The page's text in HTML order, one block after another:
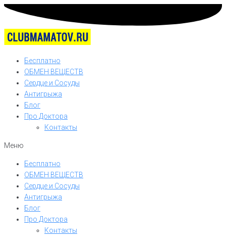
Бесплатно
ОБМЕН ВЕЩЕСТВ
Сердце и Сосуды
Антигрыжа
Блог
Про Доктора
Контакты
Меню
Бесплатно
ОБМЕН ВЕЩЕСТВ
Сердце и Сосуды
Антигрыжа
Блог
Про Доктора
Контакты